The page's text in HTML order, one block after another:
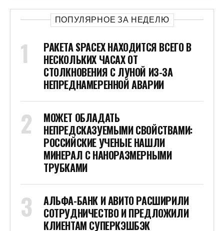
ПОПУЛЯРНОЕ ЗА НЕДЕЛЮ
РАКЕТА SPACEX НАХОДИТСЯ ВСЕГО В
НЕСКОЛЬКИХ ЧАСАХ ОТ
СТОЛКНОВЕНИЯ С ЛУНОЙ ИЗ-ЗА
НЕПРЕДНАМЕРЕННОЙ АВАРИИ
МОЖЕТ ОБЛАДАТЬ
НЕПРЕДСКАЗУЕМЫМИ СВОЙСТВАМИ:
РОССИЙСКИЕ УЧЕНЫЕ НАШЛИ
МИНЕРАЛ С НАНОРАЗМЕРНЫМИ
ТРУБКАМИ
АЛЬФА-БАНК И АВИТО РАСШИРИЛИ
СОТРУДНИЧЕСТВО И ПРЕДЛОЖИЛИ
КЛИЕНТАМ СУПЕРКЭШБЭК